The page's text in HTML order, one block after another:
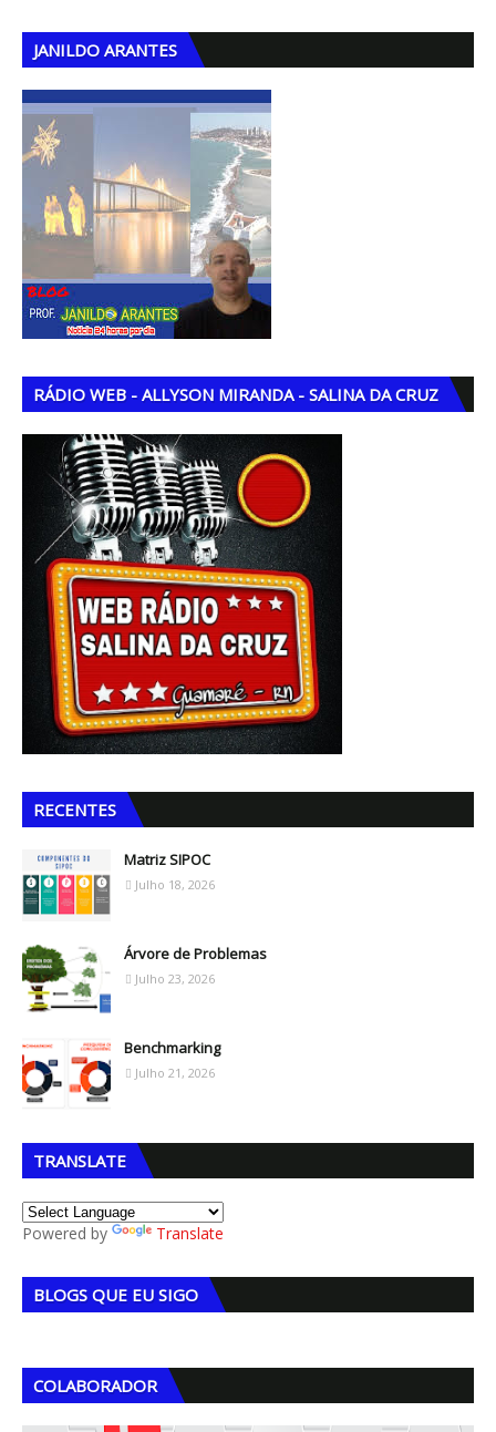
JANILDO ARANTES
RÁDIO WEB - ALLYSON MIRANDA - SALINA DA CRUZ
RECENTES
Matriz SIPOC
Julho 18, 2026
Árvore de Problemas
Julho 23, 2026
Benchmarking
Julho 21, 2026
TRANSLATE
Powered by Translate
BLOGS QUE EU SIGO
COLABORADOR